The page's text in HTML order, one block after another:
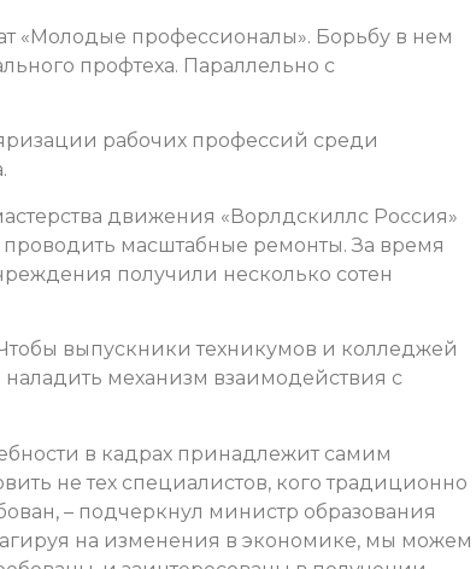
«Молодые профессионалы». Борьбу в нем
профтеха. Параллельно с
рабочих профессий среди
движения «Ворлдскиллс Россия»
масштабные ремонты. За время
получили несколько сотен
выпускники техникумов и колледжей
механизм взаимодействия с
в кадрах принадлежит самим
не тех специалистов, кого традиционно
– подчеркнул министр образования
на изменения в экономике, мы можем